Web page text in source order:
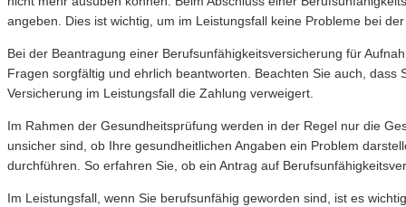
angeben. Dies ist wichtig, um im Leistungsfall keine Probleme bei
Bei der Beantragung einer Berufsunfähigkeitsversicherung für
Fragen sorgfältig und ehrlich beantworten. Beachten Sie auch,
Versicherung im Leistungsfall die Zahlung verweigert.
Im Rahmen der Gesundheitsprüfung werden in der Regel nur die
unsicher sind, ob Ihre gesundheitlichen Angaben ein Problem
durchführen. So erfahren Sie, ob ein Antrag auf
Im Leistungsfall, wenn Sie berufsunfähig geworden sind, ist es